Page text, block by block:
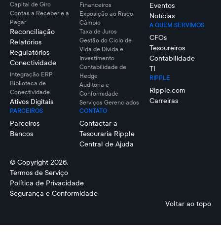
Capital de Giro
Contas a Receber e a
Pagar
Reconciliação
Relatórios
Regulatórios
Conectividade
Integração ERP
Biblioteca de
Conectividade
Ativos Digitais
PARCEIROS
Parceiros
Bancos
Financeiros
Exposição ao Risco
Câmbio
Taxa de Juros
Gestão do Ciclo de
Vida de Dívida e
Investimento
Contabilidade de
Hedge
Auditoria e
Conformidade
Serviços Gerenciados
CONTATO
Contactar a
Tesouraria Ripple
Central de Ajuda
Eventos
Notícias
A QUEM SERVIMOS
CFOs
Tesoureiros
Contabilidade
TI
RIPPLE
Ripple.com
Carreiras
© Copyright 2026.
Termos de Serviço
Política de Privacidade
Segurança e Conformidade
Voltar ao topo